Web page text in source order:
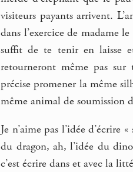
visiteurs payants arrivent.
dans l’exercice de madame
suffit de te tenir en laisse
retourneront même pas
précise promener la même
même animal de soumission
Je n’aime pas l’idée
du dragon, ah, l’idée du
c’est écrire dans et avec la